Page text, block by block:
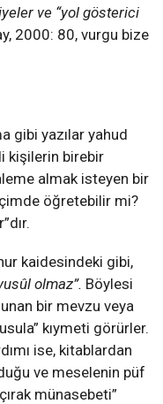
ve “yol gösterici
2000: 80, vurgu bize
gibi yazılar yahud
kişilerin birebir
almak isteyen bir
öğretebilir mi?
kaidesindeki gibi,
olmaz”. Böylesi
bir mevzu veya
kıymeti görürler.
ise, kitablardan
ve meselenin püf
münasebeti”